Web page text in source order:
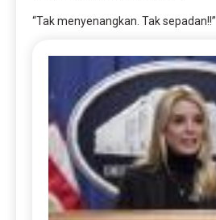
“Tak menyenangkan. Tak sepadan!!”